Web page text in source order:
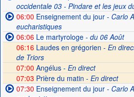
occidentale 03 - Pindare et les jeux
06:00 Enseignement du jour- Carlo
eucharistiques
06:06Le martyrologe- du 06 Août
06:16 Laudes en grégorien - En
de Triors
07:00 Angélus - En direct
07:03 Prière du matin - En direct
07:30 Enseignement du jour- Carlo